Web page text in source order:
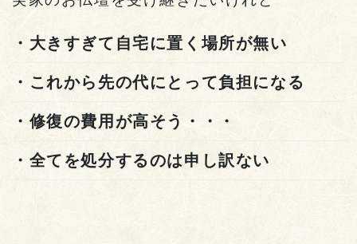
・大きすぎて自宅に置く場所が無い
・これから先の代にとって負担になる
・修復の費用が高そう・・・
・全てを処分するのは申し訳ない